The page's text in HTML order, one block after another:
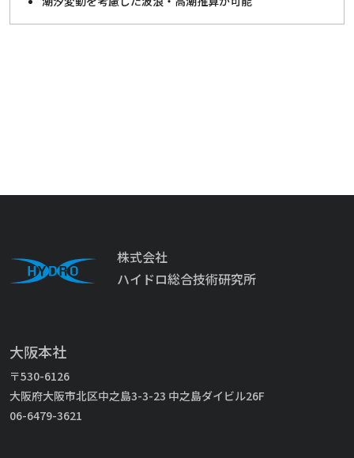
株式会社
ハイドロ総合技術研究所
大阪本社
〒530-6126
大阪府大阪市北区中之島3-3-23 中之島ダイビル26F
06-6479-3621